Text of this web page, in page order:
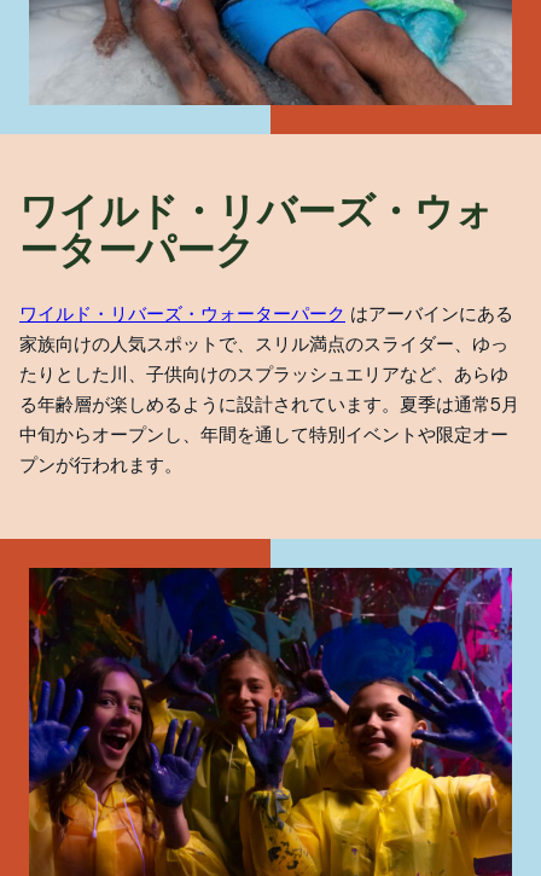
ワイルド・リバーズ・ウォ
ーターパーク
ワイルド・リバーズ・ウォーターパーク はアーバインにある
家族向けの人気スポットで、スリル満点のスライダー、ゆっ
たりとした川、子供向けのスプラッシュエリアなど、あらゆ
る年齢層が楽しめるように設計されています。夏季は通常5月
中旬からオープンし、年間を通して特別イベントや限定オー
プンが行われます。